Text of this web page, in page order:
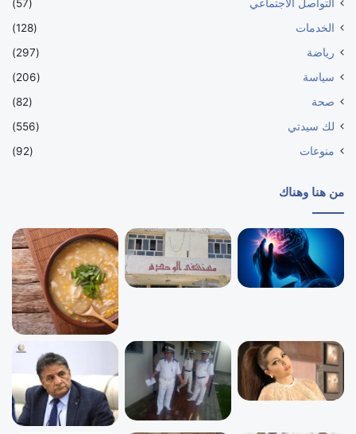
التواصل الاجتماعي
(57)
الخدمات
(128)
رياضة
(297)
سياسة
(206)
صحة
(82)
لك سيدتي
(556)
منوعات
(92)
من هنا وهناك